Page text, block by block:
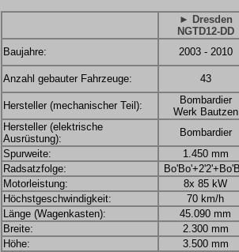
► Dresden
NGTD12-DD
Baujahre:
2003 - 2010
Anzahl gebauter Fahrzeuge:
43
Hersteller (mechanischer Teil):
Bombardier
Werk Bautzen
Hersteller (elektrische
Ausrüstung):
Bombardier
Spurweite:
1.450 mm
Radsatzfolge:
Motorleistung:
8x 85 kW
Höchstgeschwindigkeit:
70 km/h
Länge (Wagenkasten):
45.090 mm
Breite:
2.300 mm
Höhe:
3.500 mm